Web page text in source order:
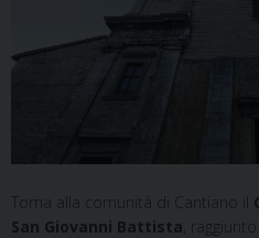
Torna alla comunità di Cantiano il
San Giovanni Battista ,